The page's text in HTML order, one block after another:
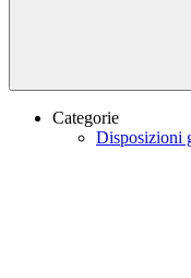
Categorie
Disposizioni